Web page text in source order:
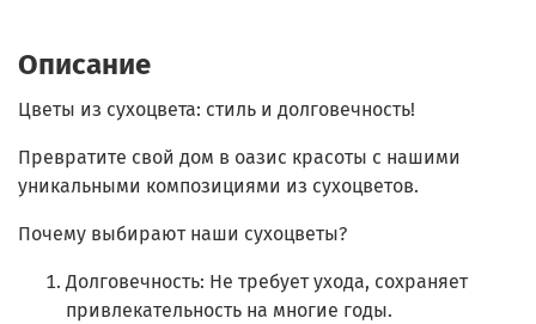
Описание
Цветы из сухоцвета: стиль и долговечность!
Превратите свой дом в оазис красоты с нашими
уникальными композициями из сухоцветов.
Почему выбирают наши сухоцветы?
Долговечность: Не требует ухода, сохраняет
привлекательность на многие годы.